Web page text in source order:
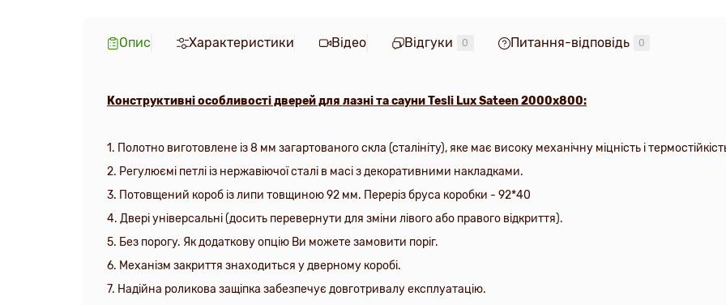
Опис Характеристики Відео Відгуки 0 Питання-відповідь 0
Конструктивні особливості дверей для лазні та сауни Tesli Lux Sateen 2000х800:
1. Полотно виготовлене із 8 мм загартованого скла (сталініту), яке має високу механічну міцність і
2. Регулюємі петлі із нержавіючої сталі в масі з декоративними накладками.
3. Потовщений короб із липи товщиною 92 мм. Переріз бруса коробки - 92*40
4. Двері універсальні (досить перевернути для зміни лівого або правого відкриття).
5. Без порогу. Як додаткову опцію Ви можете замовити поріг.
6. Механізм закриття знаходиться у дверному коробі.
7. Надійна роликова защіпка забезпечує довготривалу експлуатацію.